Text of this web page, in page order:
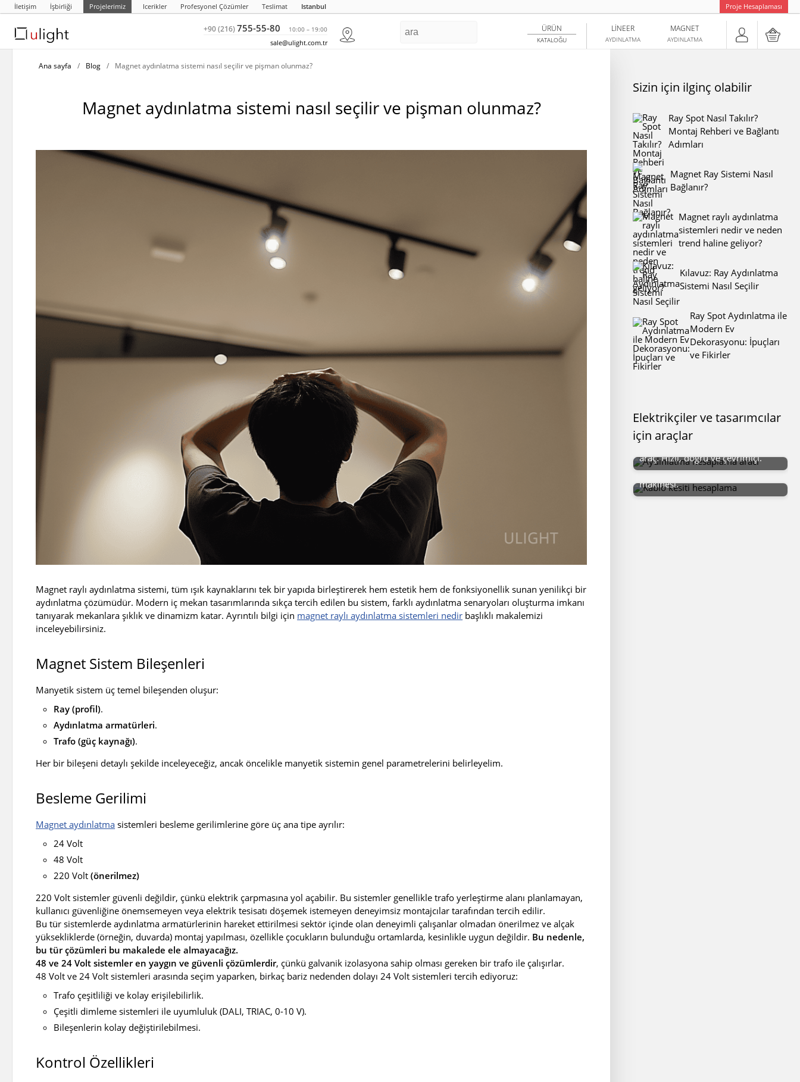
İletişim İşbirliği Projelerimiz Icerikler Profesyonel Çözümler Teslimat Istanbul Proje Hesaplaması
+90 (216)755-55-80 10:00 – 19:00
sale@ulight.com.tr
MAGNET
AYDINLATMA
LINEER
AYDINLATMA
ÜRÜN
KATALOĞU
Ana sayfa / Blog / Magnet aydınlatma sistemi nasıl seçilir ve pişman olunmaz?
Magnet aydınlatma sistemi nasıl seçilir ve pişman olunmaz?
Magnet raylı aydınlatma sistemi, tüm ışık kaynaklarını tek bir yapıda birleştirerek hem estetik hem de fonksiyonellik sunan yenilikçi bir
aydınlatma çözümüdür. Modern iç mekan tasarımlarında sıkça tercih edilen bu sistem, farklı aydınlatma senaryoları oluşturma imkanı
tanıyarak mekanlara şıklık ve dinamizm katar. Ayrıntılı bilgi için magnet raylı aydınlatma sistemleri nedir başlıklı makalemizi
inceleyebilirsiniz.
Magnet Sistem Bileşenleri
Manyetik sistem üç temel bileşenden oluşur:
Ray (profil).
Aydınlatma armatürleri.
Trafo (güç kaynağı).
Her bir bileşeni detaylı şekilde inceleyeceğiz, ancak öncelikle manyetik sistemin genel parametrelerini belirleyelim.
Besleme Gerilimi
Magnet aydınlatma sistemleri besleme gerilimlerine göre üç ana tipe ayrılır:
24 Volt
48 Volt
220 Volt (önerilmez)
220 Volt sistemler güvenli değildir, çünkü elektrik çarpmasına yol açabilir. Bu sistemler genellikle trafo yerleştirme alanı planlamayan,
kullanıcı güvenliğine önemsemeyen veya elektrik tesisatı döşemek istemeyen deneyimsiz montajcılar tarafından tercih edilir.
Bu tür sistemlerde aydınlatma armatürlerinin hareket ettirilmesi sektör içinde olan deneyimli çalışanlar olmadan önerilmez ve alçak
yüksekliklerde (örneğin, duvarda) montaj yapılması, özellikle çocukların bulunduğu ortamlarda, kesinlikle uygun değildir. Bu nedenle,
bu tür çözümleri bu makalede ele almayacağız.
48 ve 24 Volt sistemler en yaygın ve güvenli çözümlerdir, çünkü galvanik izolasyona sahip olması gereken bir trafo ile çalışırlar.
48 Volt ve 24 Volt sistemleri arasında seçim yaparken, birkaç bariz nedenden dolayı 24 Volt sistemleri tercih ediyoruz:
Trafo çeşitliliği ve kolay erişilebilirlik.
Çeşitli dimleme sistemleri ile uyumluluk (DALI, TRIAC, 0-10 V).
Bileşenlerin kolay değiştirilebilmesi.
Kontrol Özellikleri
Sizin için ilginç olabilir
Ray Spot Nasıl Takılır?
Montaj Rehberi ve Bağlantı
Adımları
Magnet Ray Sistemi Nasıl
Bağlanır?
Magnet raylı aydınlatma
sistemleri nedir ve neden
trend haline geliyor?
Kılavuz: Ray Aydınlatma
Sistemi Nasıl Seçilir
Ray Spot Aydınlatma ile
Modern Ev
Dekorasyonu: İpuçları
ve Fikirler
Elektrikçiler ve tasarımcılar
için araçlar
Projelerinizde aydınlatma
hesaplaması için kullanışlı bir
araç. Hızlı, doğru ve çevrimiçi.
Kablo Kesiti Hesaplama
Güç ve uzunluğa göre doğru kablo
kesitini seçmek için hesap
makinesi.